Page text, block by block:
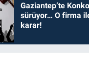
Gaziantep’te
sürüyor… O firma
karar!